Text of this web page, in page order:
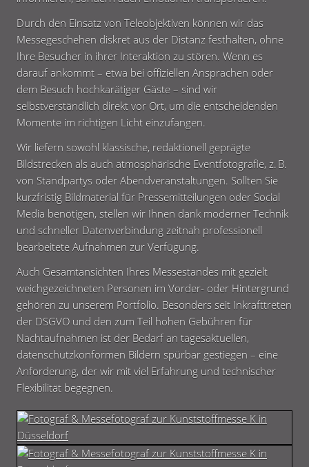
Durch den Einsatz von Teleobjektiven können wir das
Messegeschehen diskret aus der Distanz festhalten, ohne
Ihre Besucher in ihrer Interaktion zu stören. Wenn es
darauf ankommt – etwa bei offiziellen Ansprachen oder
dem Besuch hochkarätiger Gäste – sind wir
selbstverständlich direkt vor Ort, um die entscheidenden
Momente im richtigen Licht einzufangen.
Wir liefern sowohl klassische, redaktionell geprägte
Bildstrecken als auch atmosphärische Eventfotografie, z. B.
von Standpartys oder Abendveranstaltungen. Sollten Sie
kurzfristig Bildmaterial für Pressemitteilungen oder Social
Media benötigen, stellen wir Ihnen dank moderner Technik
und schneller Datenverbindung zeitnah professionell
bearbeitete Aufnahmen zur Verfügung.
Auch Gesamtansichten Ihres Messestandes mit gezielt
weichgezeichneten Personen im Vorder- oder Hintergrund
gehören zu unserem Portfolio. Besonders seit Inkrafttreten
der DSGVO und den zum Teil hohen Gebühren für
Nachtaufnahmen ist der Bedarf an tagesaktuellen,
datenschutzkonformen Bildern spürbar gestiegen – eine
Anforderung, der wir mit viel Erfahrung und technischer
Flexibilität begegnen.